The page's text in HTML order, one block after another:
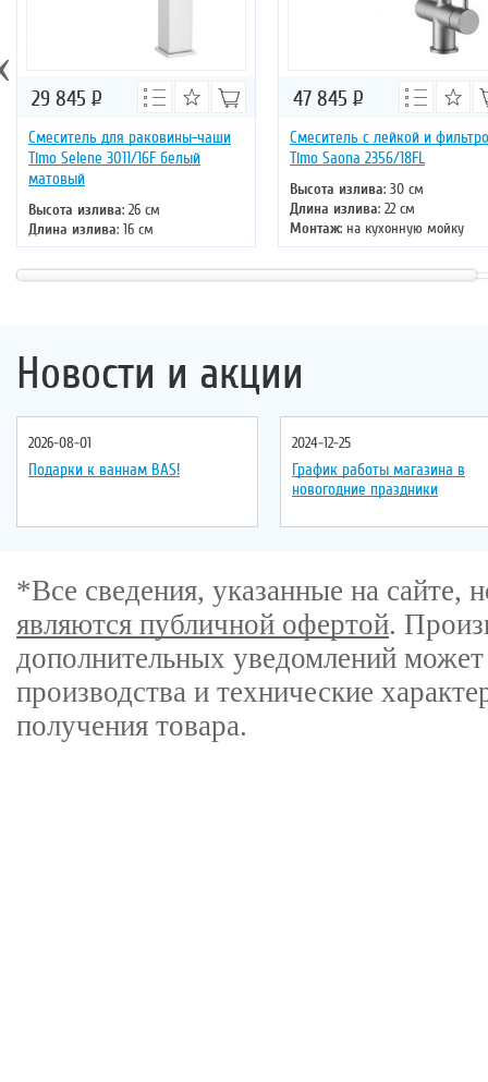
Смеситель для раковины-чаши
Timo Selene 3011/16F белый
матовый
Высота излива: 26 см
Длина излива: 16 см
Монтаж: на раковину
Тип излива: литой
29 845 Р
Смеситель с лейкой и
Timo Saona 2356/18FL
Высота излива: 30 см
Длина излива: 22 см
Монтаж: на кухонную мойку
Тип излива: поворотный
Управление: однорычажное
Цвет смесителя: черное золото
47 845 Р
Новости и акции
2026-08-01
Подарки к ваннам BAS!
2024-12-25
График работы магазина в
новогодние праздники
*Все сведения, указанные на
являются публичной офертой.
дополнительных уведомлений
производства и технические
получения товара.